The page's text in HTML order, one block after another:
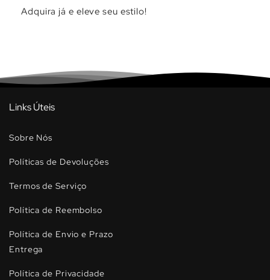
Adquira já e eleve seu estilo!
Links Úteis
Sobre Nós
Políticas de Devoluções
Termos de Serviço
Política de Reembolso
Política de Envio e Prazo
Entrega
Política de Privacidade